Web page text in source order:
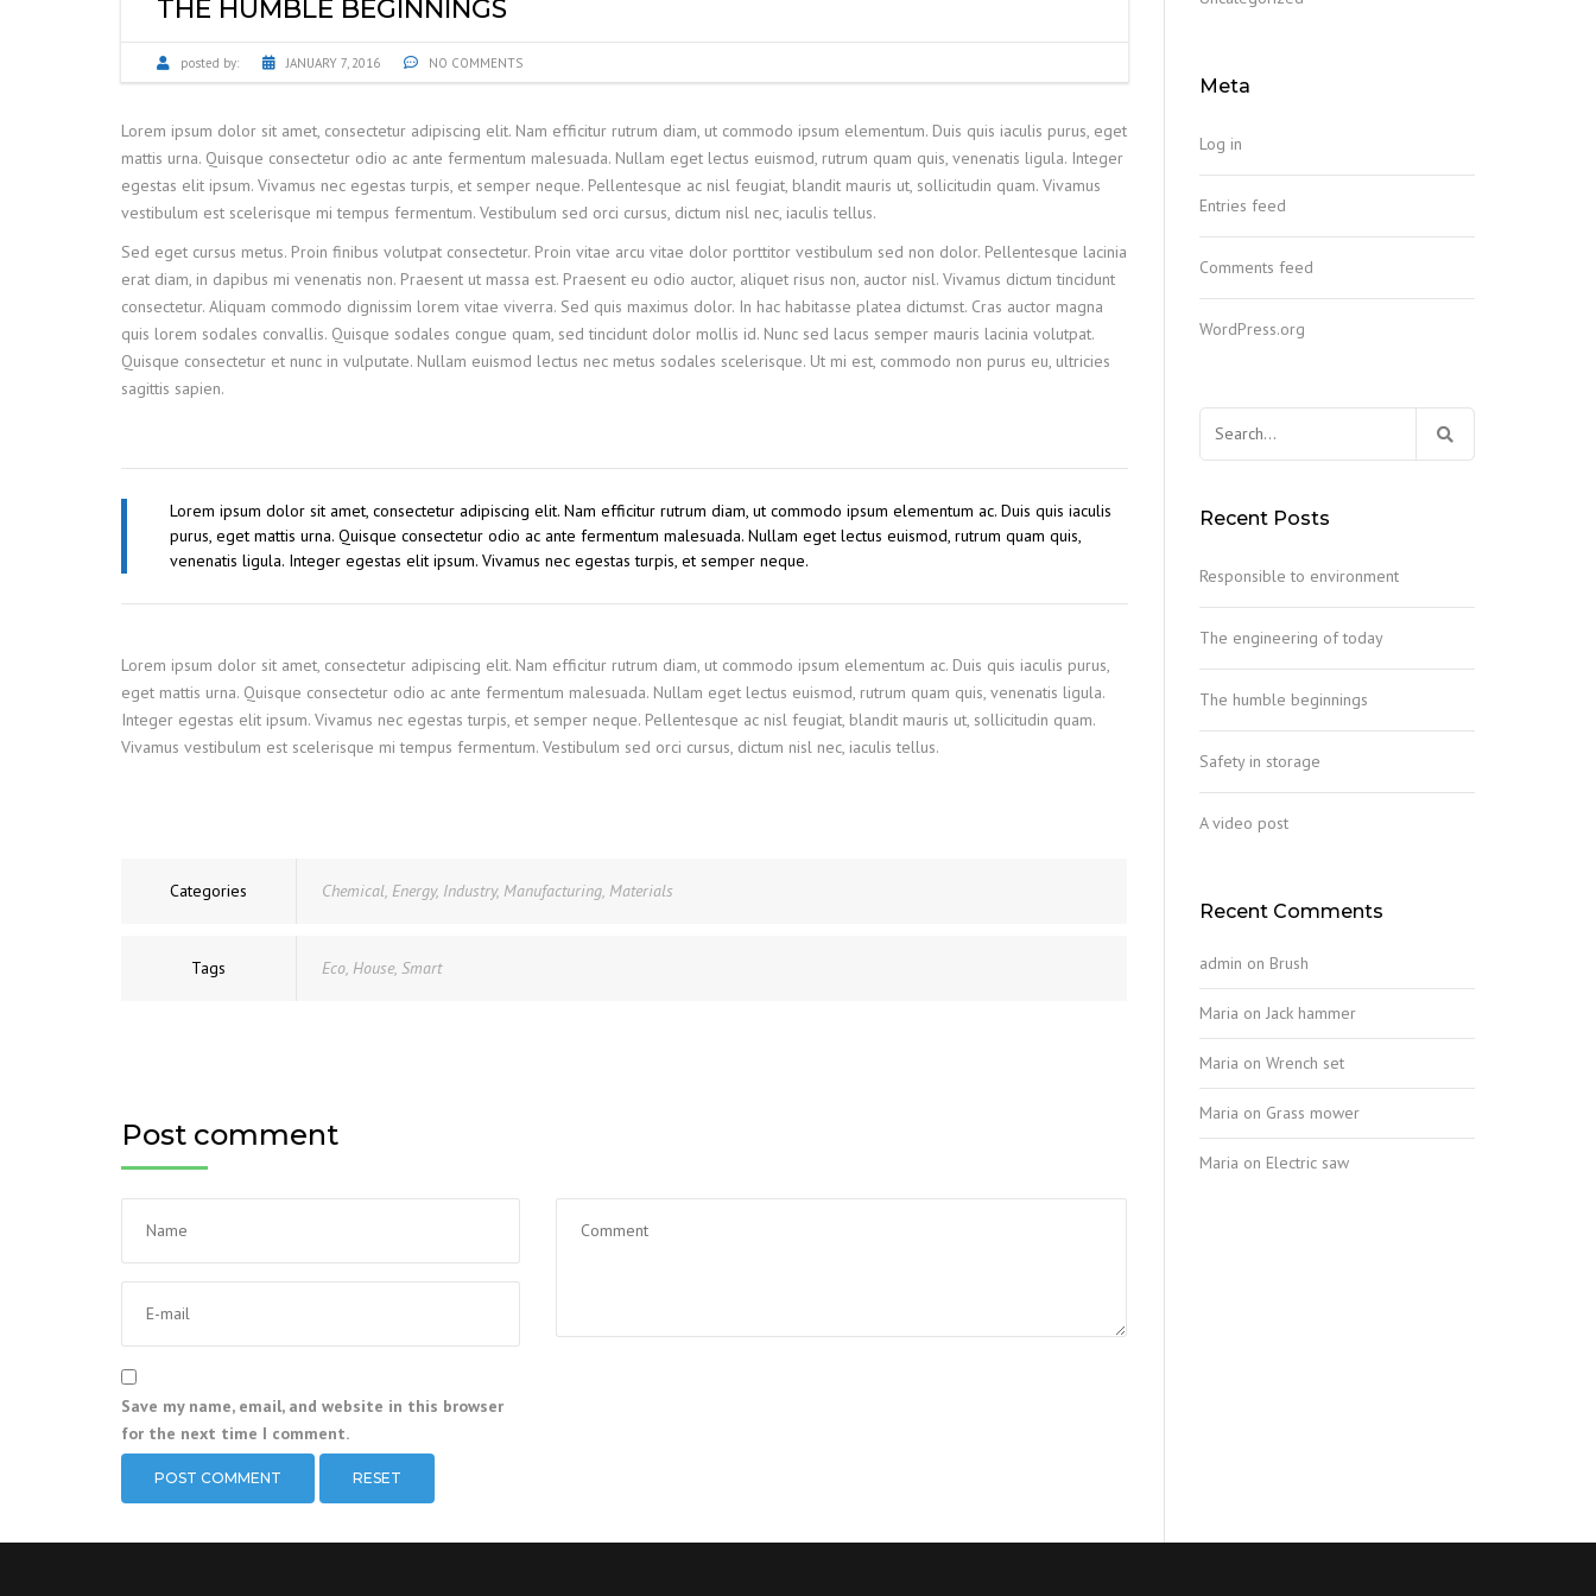
THE HUMBLE BEGINNINGS
posted by: JANUARY 7, 2016 NO COMMENTS
Lorem ipsum dolor sit amet, consectetur adipiscing elit. Nam efficitur rutrum diam, ut commodo ipsum elementum. Duis quis iaculis purus, eget
mattis urna. Quisque consectetur odio ac ante fermentum malesuada. Nullam eget lectus euismod, rutrum quam quis, venenatis ligula. Integer
egestas elit ipsum. Vivamus nec egestas turpis, et semper neque. Pellentesque ac nisl feugiat, blandit mauris ut, sollicitudin quam. Vivamus
vestibulum est scelerisque mi tempus fermentum. Vestibulum sed orci cursus, dictum nisl nec, iaculis tellus.
Sed eget cursus metus. Proin finibus volutpat consectetur. Proin vitae arcu vitae dolor porttitor vestibulum sed non dolor. Pellentesque lacinia
erat diam, in dapibus mi venenatis non. Praesent ut massa est. Praesent eu odio auctor, aliquet risus non, auctor nisl. Vivamus dictum tincidunt
consectetur. Aliquam commodo dignissim lorem vitae viverra. Sed quis maximus dolor. In hac habitasse platea dictumst. Cras auctor magna
quis lorem sodales convallis. Quisque sodales congue quam, sed tincidunt dolor mollis id. Nunc sed lacus semper mauris lacinia volutpat.
Quisque consectetur et nunc in vulputate. Nullam euismod lectus nec metus sodales scelerisque. Ut mi est, commodo non purus eu, ultricies
sagittis sapien.
Lorem ipsum dolor sit amet, consectetur adipiscing elit. Nam efficitur rutrum diam, ut commodo ipsum elementum ac. Duis quis iaculis
purus, eget mattis urna. Quisque consectetur odio ac ante fermentum malesuada. Nullam eget lectus euismod, rutrum quam quis,
venenatis ligula. Integer egestas elit ipsum. Vivamus nec egestas turpis, et semper neque.
Lorem ipsum dolor sit amet, consectetur adipiscing elit. Nam efficitur rutrum diam, ut commodo ipsum elementum ac. Duis quis iaculis purus,
eget mattis urna. Quisque consectetur odio ac ante fermentum malesuada. Nullam eget lectus euismod, rutrum quam quis, venenatis ligula.
Integer egestas elit ipsum. Vivamus nec egestas turpis, et semper neque. Pellentesque ac nisl feugiat, blandit mauris ut, sollicitudin quam.
Vivamus vestibulum est scelerisque mi tempus fermentum. Vestibulum sed orci cursus, dictum nisl nec, iaculis tellus.
Categories Chemical, Energy, Industry, Manufacturing, Materials
Tags Eco, House, Smart
Post comment
Save my name, email, and website in this browser
for the next time I comment.
RESET
Meta
Log in
Entries feed
Comments feed
WordPress.org
for:
Recent Posts
Responsible to environment
The engineering of today
The humble beginnings
Safety in storage
A video post
Recent Comments
admin on Brush
Maria on Jack hammer
Maria on Wrench set
Maria on Grass mower
Maria on Electric saw